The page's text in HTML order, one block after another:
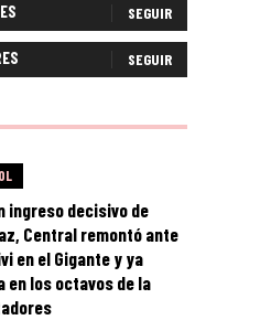
SEGUIR
SEGUIR
ingreso decisivo de
Central remontó ante
en el Gigante y ya
en los octavos de la